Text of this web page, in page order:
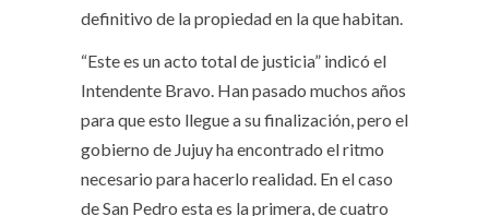
definitivo de la propiedad en la que habitan.
“Este es un acto total de justicia” indicó el
Intendente Bravo. Han pasado muchos años
para que esto llegue a su finalización, pero el
gobierno de Jujuy ha encontrado el ritmo
necesario para hacerlo realidad. En el caso
de San Pedro esta es la primera, de cuatro